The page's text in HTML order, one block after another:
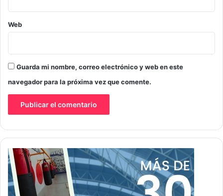
Web
Guarda mi nombre, correo electrónico y web en este
navegador para la próxima vez que comente.